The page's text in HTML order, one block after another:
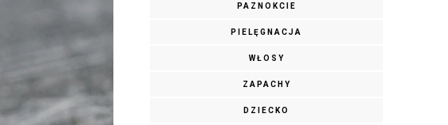
PAZNOKCIE
PIELĘGNACJA
WŁOSY
ZAPACHY
DZIECKO